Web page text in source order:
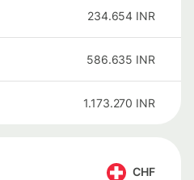
234.654 INR
586.635 INR
1.173.270 INR
CHF